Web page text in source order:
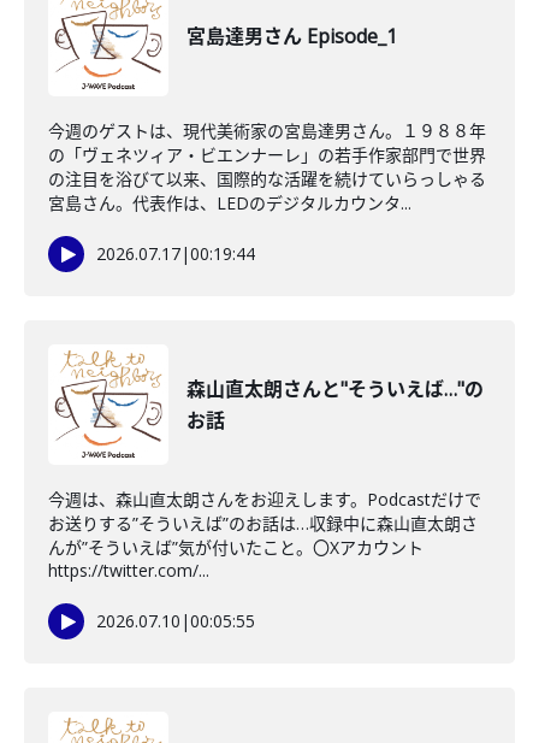
宮島達男さん Episode_1
今週のゲストは、現代美術家の宮島達男さん。１９８８年
の「ヴェネツィア・ビエンナーレ」の若手作家部門で世界
の注目を浴びて以来、国際的な活躍を続けていらっしゃる
宮島さん。代表作は、LEDのデジタルカウンタ...
2026.07.17|00:19:44
森山直太朗さんと"そういえば…"の
お話
今週は、森山直太朗さんをお迎えします。Podcastだけで
お送りする”そういえば”のお話は…収録中に森山直太朗さ
んが”そういえば”気が付いたこと。〇Xアカウント
https://twitter.com/...
2026.07.10 |00:05:55